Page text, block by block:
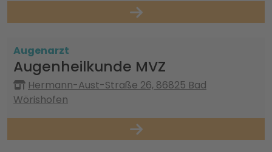
Augenarzt
Augenheilkunde MVZ
Hermann-Aust-Straße 26, 86825 Bad
Wörishofen